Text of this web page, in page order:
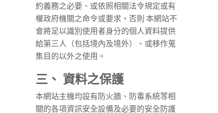
約義務之必要、或依照相關法令規定或有
權政府機關之命令或要求，否則 本網站不
會將足以識別使用者身分的個人資料提供
給第三人（包括境內及境外）、或移作蒐
集目的以外之使用。
三、 資料之保護
本網站主機均設有防火牆、防毒系統等相
關的各項資訊安全設備及必要的安全防護